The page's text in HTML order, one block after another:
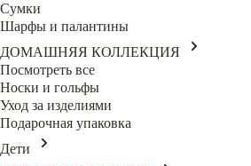
Сумки
Шарфы и палантины
ДОМАШНЯЯ КОЛЛЕКЦИЯ
Посмотреть все
Носки и гольфы
Уход за изделиями
Подарочная упаковка
Дети